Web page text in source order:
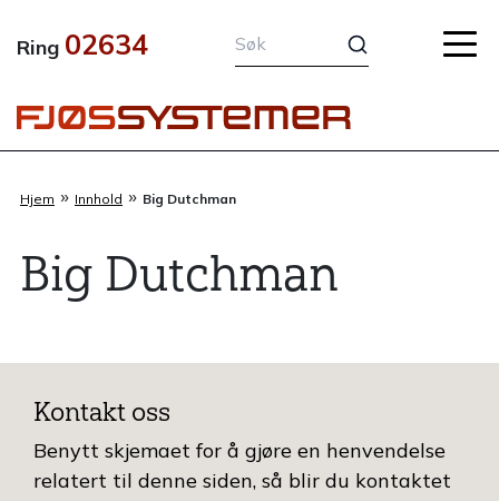
rett
innholdet
Ring 02634
Hjem » Innhold » Big Dutchman
Big Dutchman
Kontakt oss
Benytt skjemaet for å gjøre en henvendelse
relatert til denne siden, så blir du kontaktet